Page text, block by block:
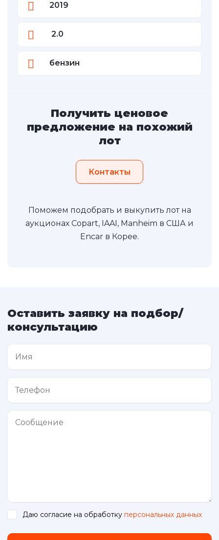
2019
2.0
бензин
Получить ценовое
предложение на похожий
лот
Контакты
Поможем подобрать и выкупить лот на
аукционах Copart, IAAI, Manheim в США и
Encar в Корее.
Оставить заявку на подбор/
консультацию
Даю согласие на обработку персональных данных